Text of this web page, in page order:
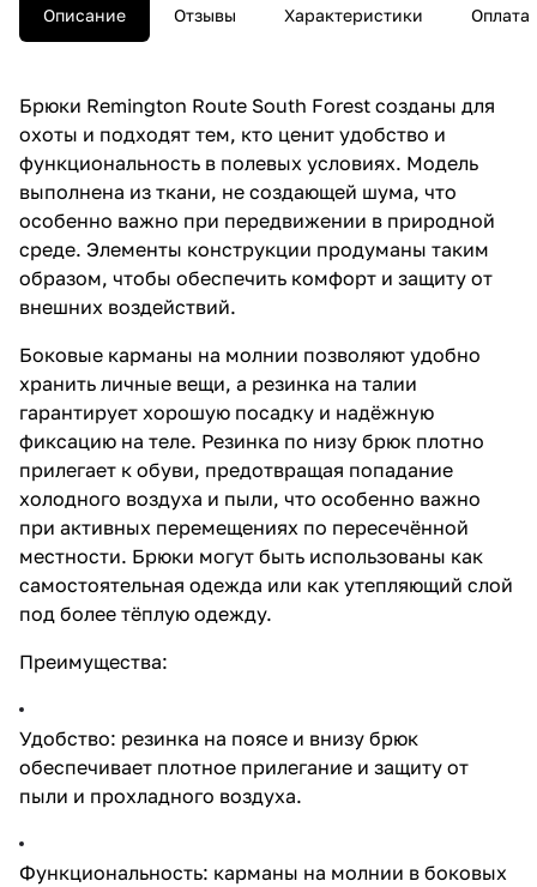
Описание Отзывы Характеристики Оплата
Брюки Remington Route South Forest созданы для
охоты и подходят тем, кто ценит удобство и
функциональность в полевых условиях. Модель
выполнена из ткани, не создающей шума, что
особенно важно при передвижении в природной
среде. Элементы конструкции продуманы таким
образом, чтобы обеспечить комфорт и защиту от
внешних воздействий.
Боковые карманы на молнии позволяют удобно
хранить личные вещи, а резинка на талии
гарантирует хорошую посадку и надёжную
фиксацию на теле. Резинка по низу брюк плотно
прилегает к обуви, предотвращая попадание
холодного воздуха и пыли, что особенно важно
при активных перемещениях по пересечённой
местности. Брюки могут быть использованы как
самостоятельная одежда или как утепляющий слой
под более тёплую одежду.
Преимущества:
Удобство: резинка на поясе и внизу брюк
обеспечивает плотное прилегание и защиту от
пыли и прохладного воздуха.
Функциональность: карманы на молнии в боковых